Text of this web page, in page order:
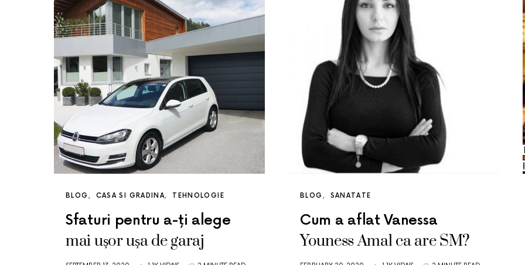
BLOG CASA SI GRADINA TEHNOLOGIE
Sfaturi pentru a-ți alege
mai ușor ușa de garaj
BLOG SANATATE
Cum a aflat Vanessa
Youness Amal ca are SM?